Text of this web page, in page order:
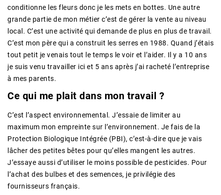
conditionne les fleurs donc je les mets en bottes. Une autre
grande partie de mon métier c’est de gérer la vente au niveau
local. C’est une activité qui demande de plus en plus de travail.
C’est mon père qui a construit les serres en 1988. Quand j’étais
tout petit je venais tout le temps le voir et l’aider. Il y a 10 ans
je suis venu travailler ici et 5 ans après j’ai racheté l’entreprise
à mes parents.
Ce qui me plait dans mon travail ?
C’est l’aspect environnemental. J’essaie de limiter au
maximum mon empreinte sur l’environnement. Je fais de la
Protection Biologique Intégrée (PBI), c’est-à-dire que je vais
lâcher des petites bêtes pour qu’elles mangent les autres.
J’essaye aussi d’utiliser le moins possible de pesticides. Pour
l’achat des bulbes et des semences, je privilégie des
fournisseurs français.